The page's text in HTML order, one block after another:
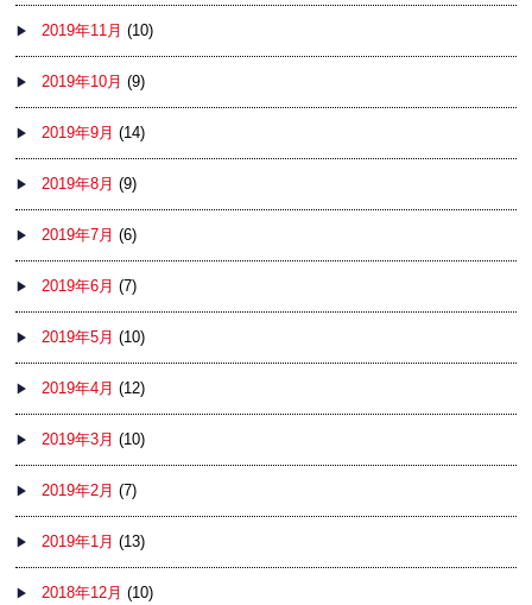
2019年11月 (10)
2019年10月 (9)
2019年9月 (14)
2019年8月 (9)
2019年7月 (6)
2019年6月 (7)
2019年5月 (10)
2019年4月 (12)
2019年3月 (10)
2019年2月 (7)
2019年1月 (13)
2018年12月 (10)